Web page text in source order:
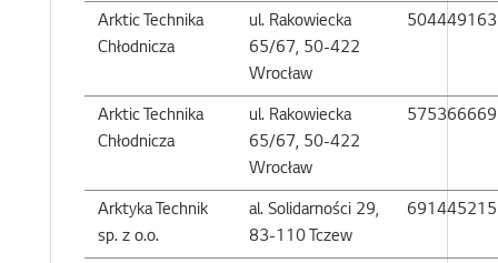
Arktic Technika
Chłodnicza
ul. Rakowiecka
65/67, 50-422
Wrocław
504449163
Arktic Technika
Chłodnicza
ul. Rakowiecka
65/67, 50-422
Wrocław
575366669
Arktyka Technik
sp. z o.o.
al. Solidarności 29,
83-110 Tczew
691445215